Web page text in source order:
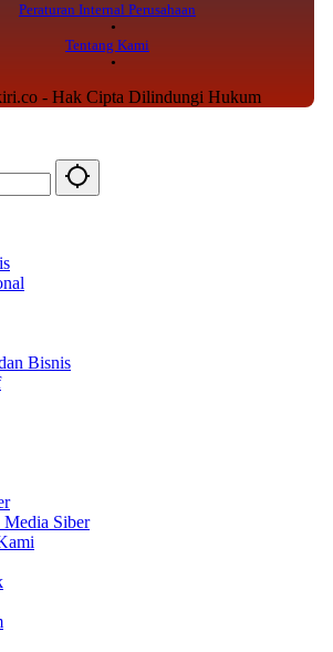
Peraturan Internal Perusahaan
Tentang Kami
- Hak Cipta Dilindungi Hukum
Bisnis
Media Siber